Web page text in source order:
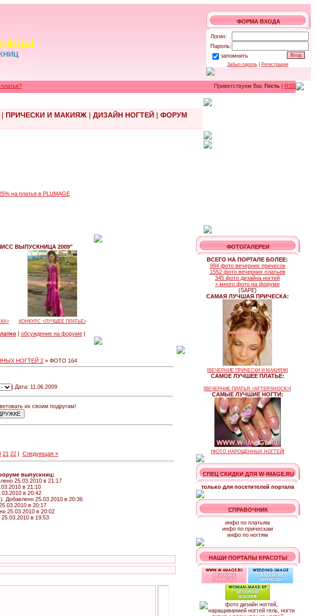
ФОРМА ВХОДА
Логин:
Пароль:
запомнить
Забыл пароль| Регистрация
платье? Приветствуем Вас Гость | RSS
ПРИЧЕСКИ И МАКИЯЖ| ДИЗАЙН НОГТЕЙ| ФОРУМ
на платья в PLUMAGE
ВЫПУСКНИЦА 2009"
КОНКУРС <ЛУЧШЕЕ ПЛАТЬЕ>
| обсуждение на форуме|
НОГТЕЙ 2 » ФОТО 164
| Дата: 11.06.2009
их своим подругам!
21 22 | Следующая »
выпускниц:
25.03.2010 в 21:17
в 21:10
в 20:42
Добавлено 25.03.2010 в 20:36
в 20:17
25.03.2010 в 20:02
в 19:53
ФОТОГАЛЕРЕИ
ВСЕГО НА ПОРТАЛЕ БОЛЕЕ:
994 фото вечерних причесок
1552 фото вечерних платьев
345 фото дизайна ногтей
+ много фото на форуме
{SAPE}
САМАЯ ЛУЧШАЯ ПРИЧЕСКА:
[ВЕЧЕРНИЕ ПРИЧЕСКИ И МАКИЯЖ]
САМОЕ ЛУЧШЕЕ ПЛАТЬЕ:
[ВЕЧЕРНИЕ ПЛАТЬЯ <AFTERSHOCK>]
САМЫЕ ЛУЧШИЕ НОГТИ:
[ФОТО НАРОЩЕННЫХ НОГТЕЙ]
СПЕЦ СКИДКИ ДЛЯ W-IMAGE.RU
только для посетителей портала
СПРАВОЧНИК
инфо по платьям
инфо по прическам
инфо по ногтям
НАШИ ПОРТАЛЫ КРАСОТЫ